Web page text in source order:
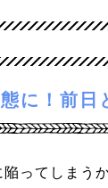
に！前日
ってしまう